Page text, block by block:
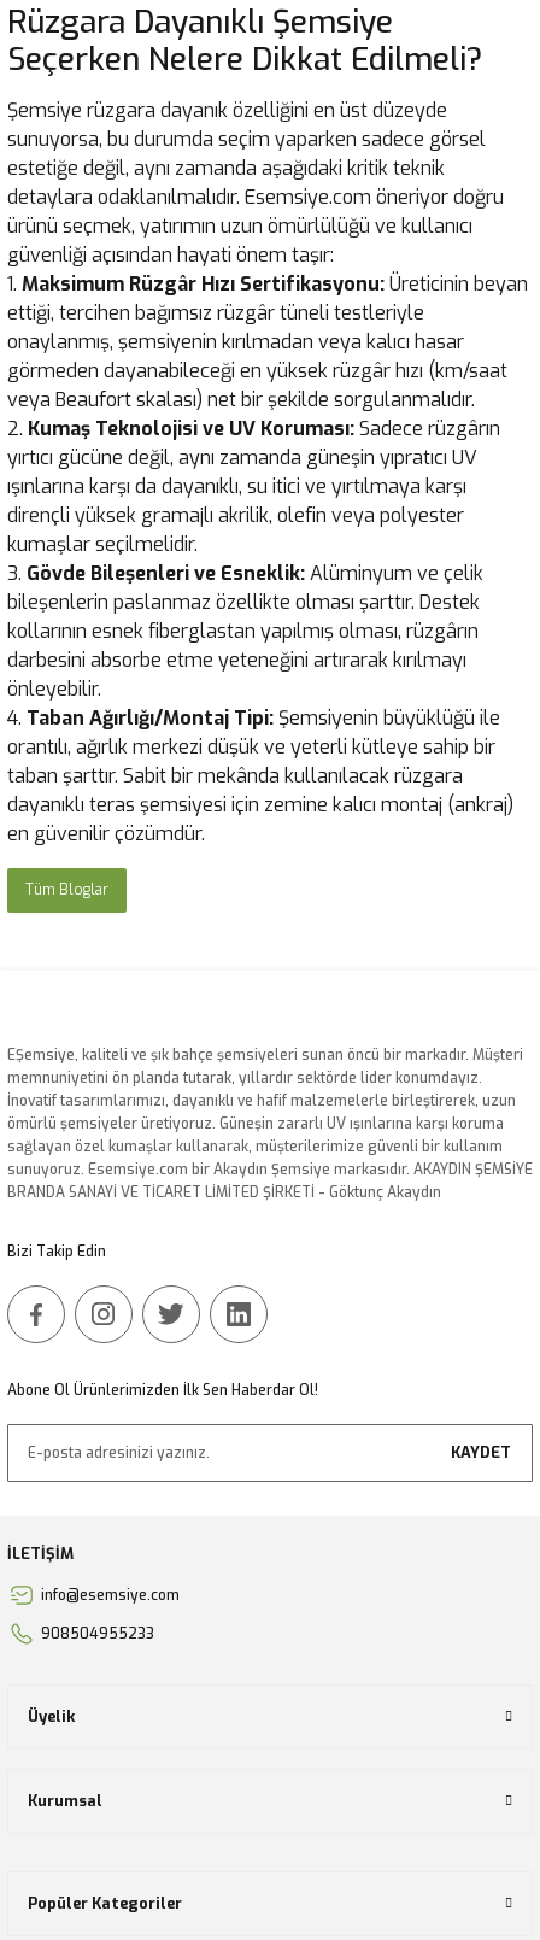
Rüzgara Dayanıklı Şemsiye
Seçerken Nelere Dikkat Edilmeli?
Şemsiye rüzgara dayanık özelliğini en üst düzeyde
sunuyorsa, bu durumda seçim yaparken sadece görsel
estetiğe değil, aynı zamanda aşağıdaki kritik teknik
detaylara odaklanılmalıdır. Esemsiye.com öneriyor doğru
ürünü seçmek, yatırımın uzun ömürlülüğü ve kullanıcı
güvenliği açısından hayati önem taşır:
Maksimum Rüzgâr Hızı Sertifikasyonu:Üreticinin beyan
ettiği, tercihen bağımsız rüzgâr tüneli testleriyle
onaylanmış, şemsiyenin kırılmadan veya kalıcı hasar
görmeden dayanabileceği en yüksek rüzgâr hızı (km/saat
veya Beaufort skalası) net bir şekilde sorgulanmalıdır.
Kumaş Teknolojisi ve UV Koruması:Sadece rüzgârın
yırtıcı gücüne değil, aynı zamanda güneşin yıpratıcı UV
ışınlarına karşı da dayanıklı, su itici ve yırtılmaya karşı
dirençli yüksek gramajlı akrilik, olefin veya polyester
kumaşlar seçilmelidir.
Gövde Bileşenleri ve Esneklik:Alüminyum ve çelik
bileşenlerin paslanmaz özellikte olması şarttır. Destek
kollarının esnek fiberglastan yapılmış olması, rüzgârın
darbesini absorbe etme yeteneğini artırarak kırılmayı
önleyebilir.
Taban Ağırlığı/Montaj Tipi: Şemsiyenin büyüklüğü ile
orantılı, ağırlık merkezi düşük ve yeterli kütleye sahip bir
taban şarttır. Sabit bir mekânda kullanılacak rüzgara
dayanıklı teras şemsiyesi için zemine kalıcı montaj (ankraj)
en güvenilir çözümdür.
Tüm Bloglar
EŞemsiye, kaliteli ve şık bahçe şemsiyeleri sunan öncü bir markadır. Müşteri
memnuniyetini ön planda tutarak, yıllardır sektörde lider konumdayız.
İnovatif tasarımlarımızı, dayanıklı ve hafif malzemelerle birleştirerek, uzun
ömürlü şemsiyeler üretiyoruz. Güneşin zararlı UV ışınlarına karşı koruma
sağlayan özel kumaşlar kullanarak, müşterilerimize güvenli bir kullanım
sunuyoruz. Esemsiye.com bir Akaydın Şemsiye markasıdır. AKAYDIN ŞEMSİYE
BRANDA SANAYİ VE TİCARET LİMİTED ŞİRKETİ - Göktunç Akaydın
Bizi Takip Edin
Abone Ol Ürünlerimizden İlk Sen Haberdar Ol!
KAYDET
İLETİŞİM
info@esemsiye.com
908504955233
Üyelik
Kurumsal
Popüler Kategoriler